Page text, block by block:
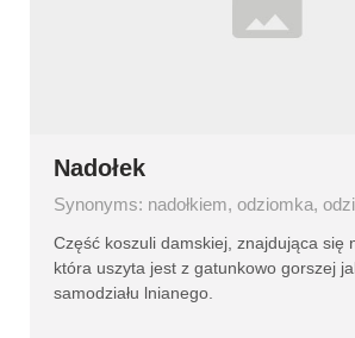
Nadołek
Synonyms: nadołkiem, odziomka,
Część koszuli damskiej, znajdująca się
która uszyta jest z gatunkowo gorszej
samodziału lnianego.